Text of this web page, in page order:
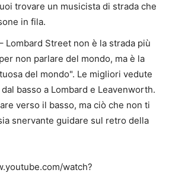
trovare un musicista di strada che
in fila.
Lombard Street non è la strada più
non parlare del mondo, ma è la
del mondo". Le migliori vedute
basso a Lombard e Leavenworth.
verso il basso, ma ciò che non ti
snervante guidare sul retro della
watch?